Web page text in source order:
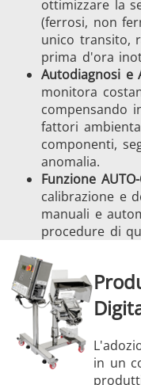
ottimizzare la
(ferrosi, non
unico transito,
prima d'ora
Autodiagnosi e
monitora
compensando
fattori
componenti,
anomalia.
Funzione AUTO-
calibrazione e
manuali e
procedure di
in un